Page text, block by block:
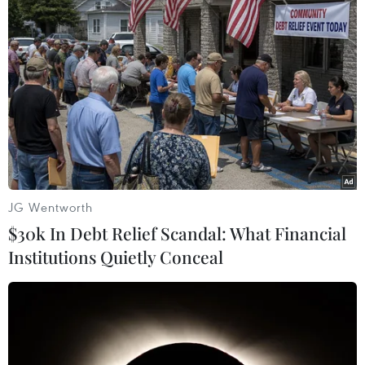
Rung chuông vàng chia sẻ: “Đây là năm thứ 5
chúng tôi thực hiện chương trình Rung Chuông
Vàng và chúng tôi muốn là có một điều gì đó
thật là đặc biệt, thật ghi nhớ, dấu ấn sau một
chặng đường 5 năm. Và đây cũng là kỷ niệm mà
chúng tôi muốn dành cho các bạn sinh viên
tham dự trận chung kết Rung chuông vàng năm
thứ 5 này.”
Theo những người thực hiện chương trình, Gala
Rung chuông vàng năm thứ 5 tới đây sẽ là một
chương trình tràn đầy kỷ niệm dành cho các
trình Rung chuông vàng tổ chức buổi Gala bằng
hoạt động, giao lưu của các sinh viên trong
khuôn khổ của một buổi đi dã ngoại. Các thí
JG Wentworth
$30k In Debt Relief Scandal: What Financial
Institutions Quietly Conceal